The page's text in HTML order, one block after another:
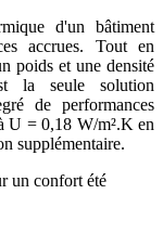
d'un bâtiment
accrues. Tout en
poids et une densité
la seule solution
de performances
U = 0,18 W/m².K en
supplémentaire.
un confort été